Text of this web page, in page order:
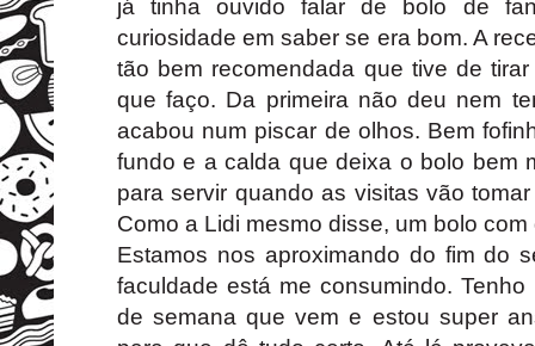
já tinha ouvido falar de bolo de
curiosidade em saber se era bom. A
tão bem recomendada que tive de
que faço. Da primeira não deu nem
acabou num piscar de olhos. Bem
fundo e a calda que deixa o bolo bem
para servir quando as visitas vão
Como a Lidi mesmo disse, um bolo
Estamos nos aproximando do fim do
faculdade está me consumindo.
de semana que vem e estou super